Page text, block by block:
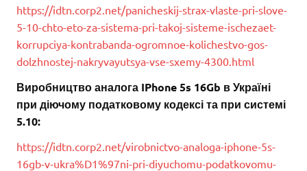
https://idtn.corp2.net/panicheskij-strax-vlaste-pri-slove-
5-10-chto-eto-za-sistema-pri-takoj-sisteme-ischezaet-
korrupciya-kontrabanda-ogromnoe-kolichestvo-gos-
dolzhnostej-nakryvayutsya-vse-sxemy-4300.html
Виробництво аналога IPhone 5s 16Gb в Україні
при діючому податковому кодексі та при системі
5.10:
https://idtn.corp2.net/virobnictvo-analoga-iphone-5s-
16gb-v-ukra%D1%97ni-pri-diyuchomu-podatkovomu-